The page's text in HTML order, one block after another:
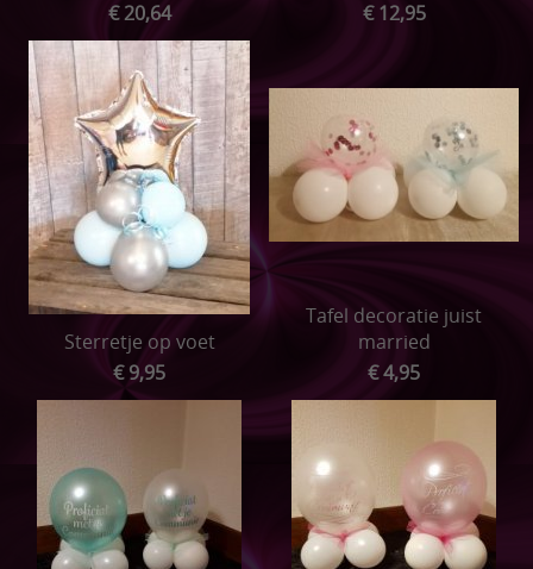
€ 20,64
€ 12,95
Sterretje op voet
€ 9,95
Tafel decoratie juist
married
€ 4,95